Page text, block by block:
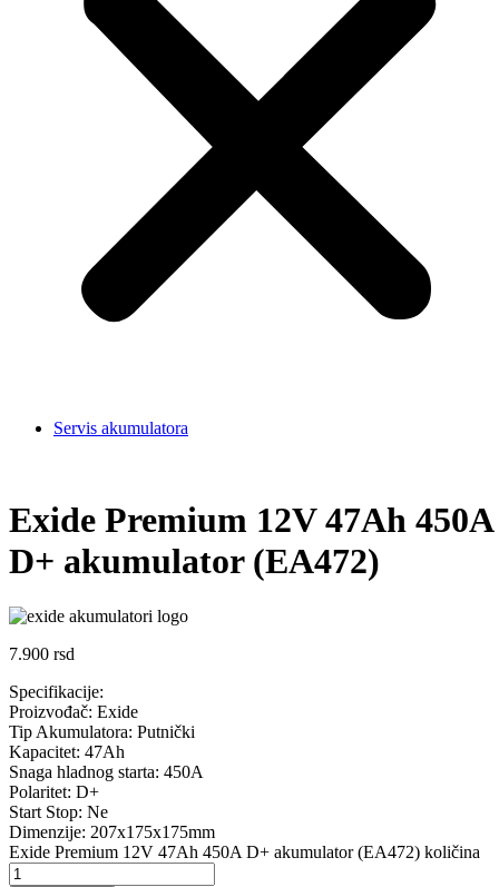
Servis akumulatora
Exide Premium 12V 47Ah 450A
D+ akumulator (EA472)
7.900 rsd
Specifikacije:
Proizvođač: Exide
Tip Akumulatora: Putnički
Kapacitet: 47Ah
Snaga hladnog starta: 450A
Polaritet: D+
Start Stop: Ne
Dimenzije: 207x175x175mm
Exide Premium 12V 47Ah 450A D+ akumulator (EA472) količina